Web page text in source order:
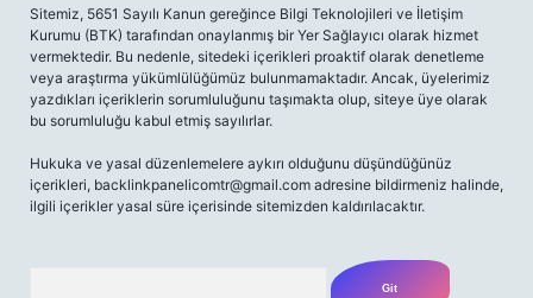
Sitemiz, 5651 Sayılı Kanun gereğince Bilgi Teknolojileri ve İletişim
Kurumu (BTK) tarafından onaylanmış bir Yer Sağlayıcı olarak hizmet
vermektedir. Bu nedenle, sitedeki içerikleri proaktif olarak denetleme
veya araştırma yükümlülüğümüz bulunmamaktadır. Ancak, üyelerimiz
yazdıkları içeriklerin sorumluluğunu taşımakta olup, siteye üye olarak
bu sorumluluğu kabul etmiş sayılırlar.
Hukuka ve yasal düzenlemelere aykırı olduğunu düşündüğünüz
içerikleri, backlinkpanelicomtr@gmail.com adresine bildirmeniz halinde,
ilgili içerikler yasal süre içerisinde sitemizden kaldırılacaktır.